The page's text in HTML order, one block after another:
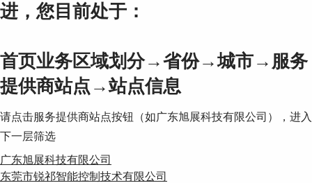
关于ABB
职业
进，您目前处于：
首页业务区域划分→省份→城市→ 服务
提供商站点 →站点信息
请点击服务提供商站点按钮（如广东旭展科技有限公司），进入
下一层筛选
广东旭展科技有限公司
东莞市锐祁智能控制技术有限公司